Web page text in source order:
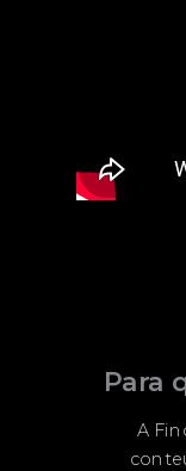
Para
A